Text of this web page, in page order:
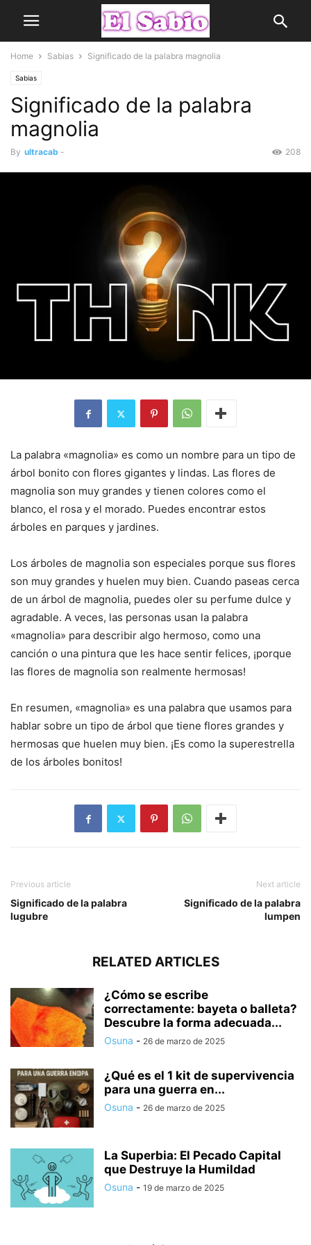
Home Sabias Significado de la palabra magnolia
Sabias
Significado de la palabra
magnolia
By ultracab - 208
La palabra «magnolia» es como un nombre para un tipo de
árbol bonito con flores gigantes y lindas. Las flores de
magnolia son muy grandes y tienen colores como el
blanco, el rosa y el morado. Puedes encontrar estos
árboles en parques y jardines.
Los árboles de magnolia son especiales porque sus flores
son muy grandes y huelen muy bien. Cuando paseas cerca
de un árbol de magnolia, puedes oler su perfume dulce y
agradable. A veces, las personas usan la palabra
«magnolia» para describir algo hermoso, como una
canción o una pintura que les hace sentir felices, ¡porque
las flores de magnolia son realmente hermosas!
En resumen, «magnolia» es una palabra que usamos para
hablar sobre un tipo de árbol que tiene flores grandes y
hermosas que huelen muy bien. ¡Es como la superestrella
de los árboles bonitos!
Previous article
Significado de la palabra
lugubre
Next article
Significado de la palabra
lumpen
RELATED ARTICLES
¿Cómo se escribe
correctamente: bayeta o balleta?
Descubre la forma adecuada...
Osuna - 26 de marzo de 2025
¿Qué es el 1 kit de supervivencia
para una guerra en...
Osuna - 26 de marzo de 2025
La Superbia: El Pecado Capital
que Destruye la Humildad
Osuna - 19 de marzo de 2025